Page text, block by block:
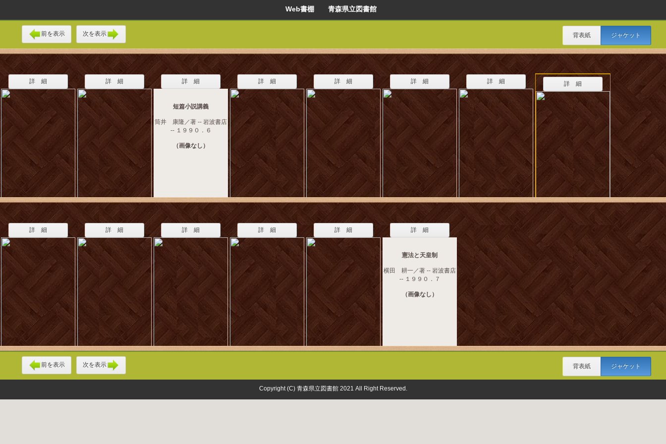
Web書棚 青森県立図書館
前を表示 次を表示 背表紙 ジャケット
詳 細 詳 細 詳 細
短篇小説講義
筒井 康隆／著 -- 岩波書店
-- １９９０．６
（画像なし）
詳 細 詳 細 詳 細 詳 細 詳 細
詳 細 詳 細 詳 細 詳 細 詳 細 詳 細
憲法と天皇制
横田 耕一／著 -- 岩波書店
-- １９９０．７
（画像なし）
前を表示 次を表示 背表紙 ジャケット
Copyright (C) 青森県立図書館 2021 All Right Reserved.